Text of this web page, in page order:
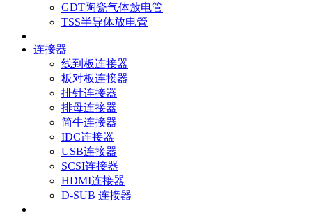
GDT陶瓷气体放电管
TSS半导体放电管
连接器
线到板连接器
板对板连接器
排针连接器
排母连接器
简牛连接器
IDC连接器
USB连接器
SCSI连接器
HDMI连接器
D-SUB 连接器